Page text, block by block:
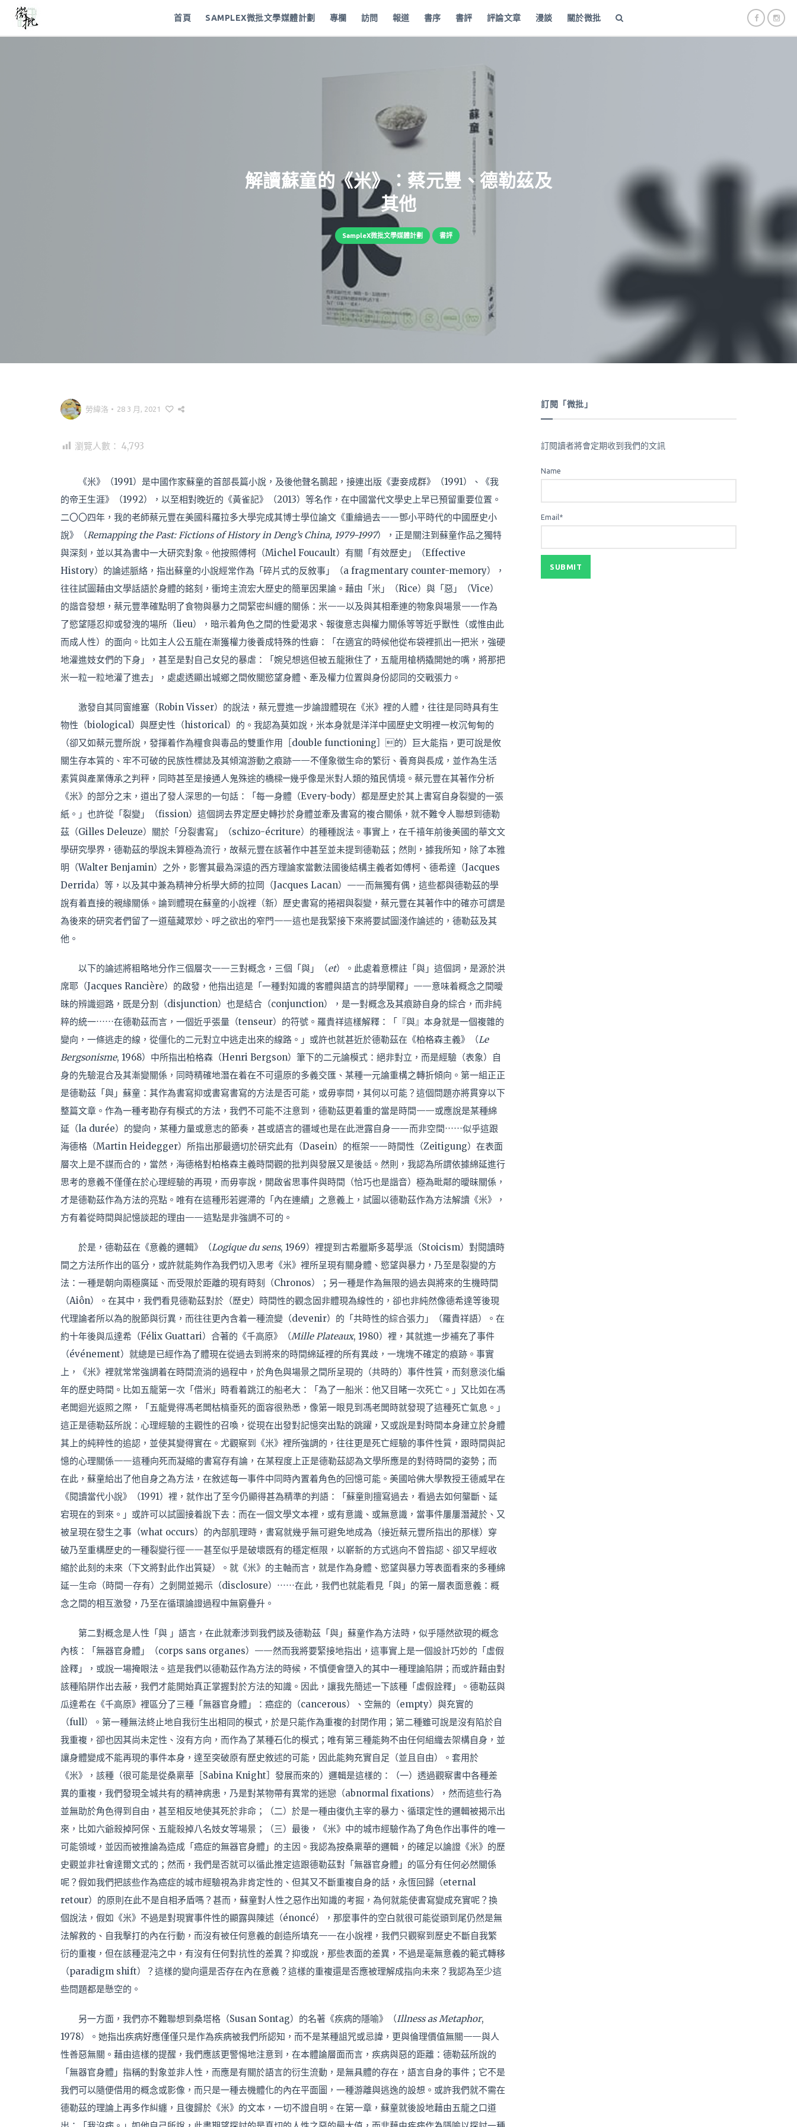
首頁 SAMPLEX微批文學媒體計劃 專欄 訪問 報道 書序 書評 評論文章 漫談 關於微批
解讀蘇童的《米》：蔡元豐、德勒茲及
其他
SampleX微批文學媒體計劃 書評
勞緯洛 • 28 3 月, 2021
瀏覽人數： 4,793
《米》（1991）是中國作家蘇童的首部長篇小說，及後他聲名鵲起，接連出版《妻妾成群》（1991）、《我
的帝王生涯》（1992），以至相對晚近的《黃雀記》（2013）等名作，在中國當代文學史上早已預留重要位置。
二〇〇四年，我的老師蔡元豐在美國科羅拉多大學完成其博士學位論文《重繪過去——鄧小平時代的中國歷史小
說》（Remapping the Past: Fictions of History in Deng’s China, 1979-1997），正是關注到蘇童作品之獨特
與深刻，並以其為書中一大研究對象。他按照傅柯（Michel Foucault）有關「有效歷史」（Effective
History）的論述脈絡，指出蘇童的小說經常作為「碎片式的反敘事」（a fragmentary counter-memory），
往往試圖藉由文學話語於身體的銘刻，衝垮主流宏大歷史的簡單因果論。藉由「米」（Rice）與「惡」（Vice）
的諧音發想，蔡元豐準確點明了食物與暴力之間緊密糾纏的關係：米——以及與其相牽連的物象與場景——作為
了慾望隱忍抑或發洩的場所（lieu），暗示着角色之間的性愛渴求、報復意志與權力關係等等近乎獸性（或惟由此
而成人性）的面向。比如主人公五龍在漸獲權力後養成特殊的性癖：「在適宜的時候他從布袋裡抓出一把米，強硬
地灌進妓女們的下身」，甚至是對自己女兒的暴虐：「婉兒想逃但被五龍揪住了，五龍用槍柄撬開她的嘴，將那把
米一粒一粒地灌了進去」，處處透顯出城鄉之間攸關慾望身體、牽及權力位置與身份認同的交戰張力。
激發自其同窗維塞（Robin Visser）的說法，蔡元豐進一步論證體現在《米》裡的人體，往往是同時具有生
物性（biological）與歷史性（historical）的。我認為莫如說，米本身就是洋洋中國歷史文明裡一枚沉甸甸的
（卻又如蔡元豐所說，發揮着作為糧食與毒品的雙重作用［double functioning］的）巨大能指，更可說是攸
關生存本質的、牢不可破的民族性標誌及其傾瀉游動之痕跡——不僅象徵生命的繁衍、養育與長成，並作為生活
素質與產業傳承之判秤，同時甚至是接通人鬼殊途的橋樑······幾乎像是米對人類的殖民情境。蔡元豐在其著作分析
《米》的部分之末，道出了發人深思的一句話：「每一身體（Every-body）都是歷史於其上書寫自身裂變的一張
紙。」也許從「裂變」（fission）這個詞去界定歷史轉抄於身體並牽及書寫的複合關係，就不難令人聯想到德勒
茲（Gilles Deleuze）關於「分裂書寫」（schizo-écriture）的種種說法。事實上，在千禧年前後美國的華文文
學研究學界，德勒茲的學說未算極為流行，故蔡元豐在該著作中甚至並未提到德勒茲；然則，據我所知，除了本雅
明（Walter Benjamin）之外，影響其最為深遠的西方理論家當數法國後結構主義者如傅柯、德希達（Jacques
Derrida）等，以及其中兼為精神分析學大師的拉岡（Jacques Lacan）——而無獨有偶，這些都與德勒茲的學
說有着直接的親緣關係。論到體現在蘇童的小說裡（新）歷史書寫的捲褶與裂變，蔡元豐在其著作中的確亦可謂是
為後來的研究者們留了一道蘊藏眾妙、呼之欲出的窄門——這也是我緊接下來將要試圖淺作論述的，德勒茲及其
他。
以下的論述將粗略地分作三個層次——三對概念，三個「與 」 （et）。此處着意標註「與」 這個詞，是源於洪
席耶（Jacques Rancière）的啟發，他指出這是「一種對知識的客體與語言的詩學闡釋」——意味着概念之間曖
昧的辨識迴路，既是分割（disjunction）也是結合（conjunction），是一對概念及其痕跡自身的綜合，而非純
粹的統一⋯⋯在德勒茲而言，一個近乎張量（tenseur）的符號。羅貴祥這樣解釋：「『與』本身就是一個複雜的
變向，一條逃走的線，從僵化的二元對立中逃走出來的線路。」或許也就甚近於德勒茲在《柏格森主義》（Le
Bergsonisme, 1968）中所指出柏格森（Henri Bergson）筆下的二元論模式：絕非對立，而是經驗（表象）自
身的先驗混合及其漸變關係，同時精確地潛在着在不可還原的多義交匯、某種一元論重構之轉折傾向。第一組正正
是德勒茲「與」 蘇童：其作為書寫抑或書寫書寫的方法是否可能，或毋寧問，其何以可能？這個問題亦將貫穿以下
整篇文章。作為一種考勘存有模式的方法，我們不可能不注意到，德勒茲更着重的當是時間——或應說是某種綿
延（la durée）的變向，某種力量或意志的節奏，甚或語言的疆域也是在此泄露自身——而非空間⋯⋯似乎這跟
海德格（Martin Heidegger）所指出那最適切於研究此有（Dasein）的框架——時間性（Zeitigung）在表面
層次上是不謀而合的，當然，海德格對柏格森主義時間觀的批判與發展又是後話。然則，我認為所謂依據綿延進行
思考的意義不僅僅在於心理經驗的再現，而毋寧說，開啟省思事件與時間（恰巧也是諧音）極為毗鄰的曖昧關係，
才是德勒茲作為方法的亮點。唯有在這種形若遲滯的「內在連續」之意義上，試圖以德勒茲作為方法解讀《米》，
方有着從時間與記憶談起的理由——這點是非強調不可的。
於是，德勒茲在《意義的邏輯》（Logique du sens, 1969）裡提到古希臘斯多葛學派（Stoicism）對閱讀時
間之方法所作出的區分，或許就能夠作為我們切入思考《米》裡所呈現有關身體、慾望與暴力，乃至是裂變的方
法：一種是朝向兩極廣延、而受限於距離的現有時刻（Chronos）；另一種是作為無限的過去與將來的生機時間
（Aiôn）。在其中，我們看見德勒茲對於（歷史）時間性的觀念固非體現為線性的，卻也非純然像德希達等後現
代理論者所以為的脫節與衍異，而往往更內含着一種流變（devenir）的「共時性的綜合張力」（羅貴祥語）。在
約十年後與瓜達希（Félix Guattari）合著的《千高原》（Mille Plateaux, 1980）裡，其就進一步補充了事件
（événement）就總是已經作為了體現在從過去到將來的時間綿延裡的所有異歧，一塊塊不確定的痕跡。事實
上，《米》裡就常常強調着在時間流淌的過程中，於角色與場景之間所呈現的（共時的）事件性質，而刻意淡化編
年的歷史時間。比如五龍第一次「借米」時看着跳江的船老大：「為了一船米：他又目睹一次死亡。」又比如在馮
老闆迴光返照之際，「五龍覺得馮老闆枯槁垂死的面容很熟悉，像第一眼見到馮老闆時就發現了這種死亡氣息。」
這正是德勒茲所說：心理經驗的主觀性的召喚，從現在出發對記憶突出點的跳躍，又或說是對時間本身建立於身體
其上的純粹性的追認，並使其變得實在。尤觀察到《米》裡所強調的，往往更是死亡經驗的事件性質，跟時間與記
憶的心理關係——這種向死而凝縮的書寫存有論，在某程度上正是德勒茲認為文學所應是的對待時間的姿勢；而
在此，蘇童給出了他自身之為方法，在敘述每一事件中同時內置着角色的回憶可能。美國哈佛大學教授王德威早在
《閱讀當代小說》（1991）裡，就作出了至今仍顯得甚為精準的判語：「蘇童則擅寫過去，看過去如何壟斷、延
宕現在的到來。」或許可以試圖接着說下去：而在一個文學文本裡，或有意識、或無意識，當事件屢屢潛藏於、又
被呈現在發生之事（what occurs）的內部肌理時，書寫就幾乎無可避免地成為（接近蔡元豐所指出的那樣）穿
破乃至重構歷史的一種裂變行徑——甚至似乎是破壞既有的穩定框限，以嶄新的方式逃向不曾指認、卻又早經收
縮於此刻的未來（下文將對此作出質疑）。就《米》的主軸而言，就是作為身體、慾望與暴力等表面看來的多種綿
延—生命（時間—存有）之剝開並揭示（disclosure）⋯⋯在此，我們也就能看見「與」 的第一層表面意義：概
念之間的相互激發，乃至在循環論證過程中無窮疊升。
第二對概念是人性「與 」 語言，在此就牽涉到我們談及德勒茲「與」 蘇童作為方法時，似乎隱然欲現的概念
內核：「無器官身體」（corps sans organes）——然而我將要緊接地指出，這事實上是一個設計巧妙的「虛假
詮釋」，或說一場掩眼法。這是我們以德勒茲作為方法的時候，不慎便會墮入的其中一種理論陷阱；而或許藉由對
該種陷阱作出去蔽，我們才能開始真正掌握對於方法的知識。因此，讓我先簡述一下該種「虛假詮釋」。德勒茲與
瓜達希在《千高原》裡區分了三種「無器官身體」：癌症的（cancerous）、空無的（empty）與充實的
（full）。第一種無法終止地自我衍生出相同的模式，於是只能作為重複的封閉作用；第二種雖可說是沒有陷於自
我重複，卻也因其尚未定性、沒有方向，而作為了某種石化的模式；唯有第三種能夠不由任何組織去架構自身，並
讓身體變成不能再現的事件本身，達至突破原有歷史敘述的可能，因此能夠充實自足（並且自由）。套用於
《米》，該種（很可能是從桑稟華［Sabina Knight］發展而來的）邏輯是這樣的：（一）透過觀察書中各種差
異的重複，我們發現全城共有的精神病患，乃是對某物帶有異常的迷戀（abnormal fixations），然而這些行為
並無助於角色得到自由，甚至相反地使其死於非命；（二）於是一種由復仇主宰的暴力、循環定性的邏輯被揭示出
來，比如六爺殺掉阿保、五龍殺掉八名妓女等場景；（三）最後，《米》中的城市經驗作為了角色作出事件的唯一
可能領域，並因而被推論為造成「癌症的無器官身體」的主因。我認為按桑稟華的邏輯，的確足以論證《米》的歷
史觀並非社會達爾文式的；然而，我們是否就可以循此推定這跟德勒茲對「無器官身體」的區分有任何必然關係
呢？假如我們把該些作為癌症的城市經驗視為非肯定性的、但其又不斷重複自身的話，永恆回歸（eternal
retour）的原則在此不是自相矛盾嗎？甚而，蘇童對人性之惡作出知識的考掘，為何就能使書寫變成充實呢？換
個說法，假如《米》不過是對現實事件性的顯露與陳述（énoncé），那麼事件的空白就很可能從頭到尾仍然是無
法解救的、自我擊打的內在行動，而沒有被任何意義的創造所填充——在小說裡，我們只觀察到歷史不斷自我繁
衍的重複，但在該種混沌之中，有沒有任何對抗性的差異？抑或說，那些表面的差異，不過是毫無意義的範式轉移
（paradigm shift）？這樣的變向還是否存在內在意義？這樣的重複還是否應被理解成指向未來？我認為至少這
些問題都是懸空的。
另一方面，我們亦不難聯想到桑塔格（Susan Sontag）的名著《疾病的隱喻》（Illness as Metaphor,
1978）。她指出疾病好應僅僅只是作為疾病被我們所認知，而不是某種詛咒或忌諱，更與倫理價值無關——與人
性善惡無關。藉由這樣的提醒，我們應該更警惕地注意到，在本體論層面而言，疾病與惡的距離：德勒茲所說的
「無器官身體」指稱的對象並非人性，而應是有關於語言的衍生流動，是無具體的存在，語言自身的事件；它不是
我們可以隨便借用的概念或影像，而只是一種去機體化的內在平面圖，一種游離與逃逸的設想。或許我們就不需在
德勒茲的理論上再多作糾纏，且復歸於《米》的文本，一切不證自明。在第一章，蘇童就後設地藉由五龍之口道
訂閱「微批」
訂閱讀者將會定期收到我們的文訊
Name
Email*